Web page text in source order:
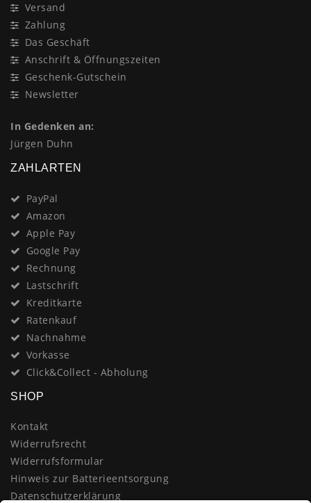
Versand
Zahlung
Das Geschäft
Anschrift & Öffnungszeiten
Geschenk-Gutschein
Newsletter
In Gedenken an:
Jürgen Duhn
ZAHLARTEN
PayPal
Amazon
Apple Pay
Google Pay
Rechnung
Lastschrift
Kreditkarte
Ratenkauf
Nachnahme
Vorkasse
Click&Collect - Abholung
SHOP
Kontakt
Widerrufsrecht
Widerrufsformular
Hinweis zur Batterieentsorgung
Datenschutzerklärung